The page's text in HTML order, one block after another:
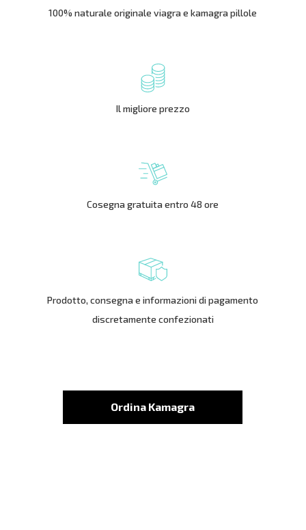
100% naturale originale viagra e kamagra pillole
Il migliore prezzo
Cosegna gratuita entro 48 ore
Prodotto, consegna e informazioni di pagamento
discretamente confezionati
Ordina Kamagra